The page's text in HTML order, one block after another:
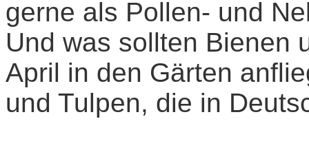
gerne als Pollen- und
Und was sollten Bienen
April in den Gärten
und Tulpen, die in